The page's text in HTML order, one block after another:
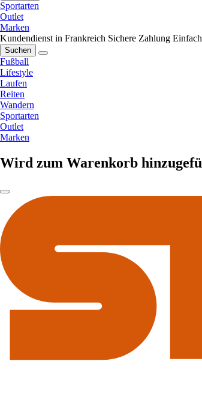
Sportarten
Outlet
Marken
Kundendienst in Frankreich Sichere Zahlung
Suchen
Fußball
Lifestyle
Laufen
Reiten
Wandern
Sportarten
Outlet
Marken
Wird zum Warenkorb